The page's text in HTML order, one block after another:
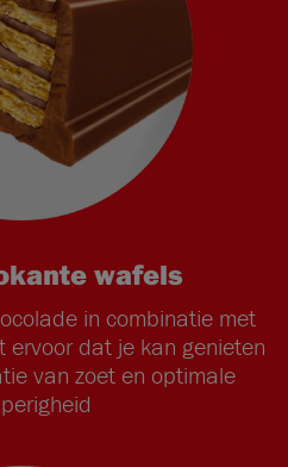
wafels
in combinatie met
ervoor dat je kan genieten
van zoet en optimale